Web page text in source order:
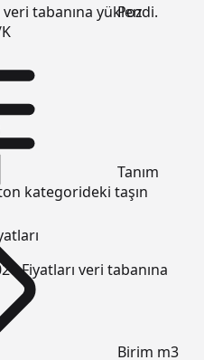
veri tabanına yüklendi.
Fiyatları veri tabanına
Poz
Tanım
kategorideki taşın
Birim m3